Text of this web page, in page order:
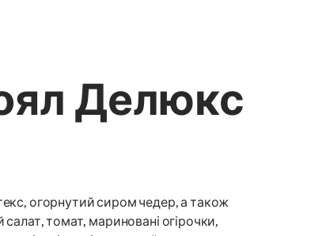
Делюкс
огорнутий сиром чедер, а також
салат, томат, мариновані огірочки,